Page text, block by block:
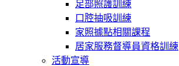
足部照護訓練
口腔抽吸訓練
家照據點相關課程
居家服務督導員資格訓練
活動宣導